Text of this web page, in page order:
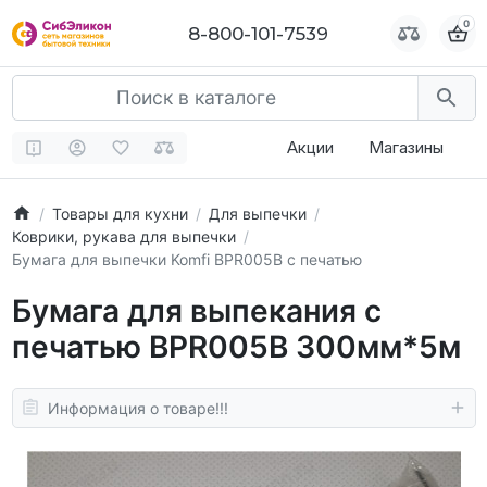
8-800-101-7539 0
Акции Магазины
Товары для кухни
Для выпечки
Коврики, рукава для выпечки
Бумага для выпечки Komfi BPR005B с печатью
Бумага для выпекания с
печатью BPR005B 300мм*5м
Информация о товаре!!!
8-800-101-7539 0